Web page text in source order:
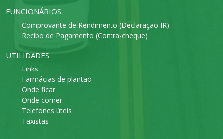
FUNCIONÁRIOS
Comprovante de Rendimento (Declaração IR)
Recibo de Pagamento (Contra-cheque)
UTILIDADES
Links
Farmácias de plantão
Onde ficar
Onde comer
Telefones úteis
Taxistas